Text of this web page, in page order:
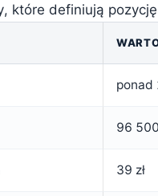
które definiują
ponad
96 500
39 zł